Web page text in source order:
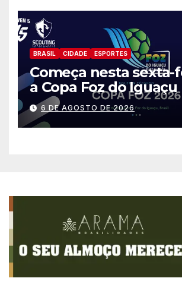
BRASIL CIDADE ESPORTES
Começa nesta sexta-
a Copa Foz do Iguaçu
2026 com equipes
países
6 DE AGOSTO DE 2026